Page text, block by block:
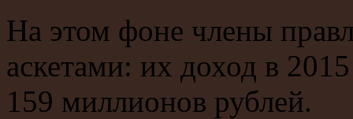
На этом фоне члены
аскетами: их доход в
159 миллионов рублей.